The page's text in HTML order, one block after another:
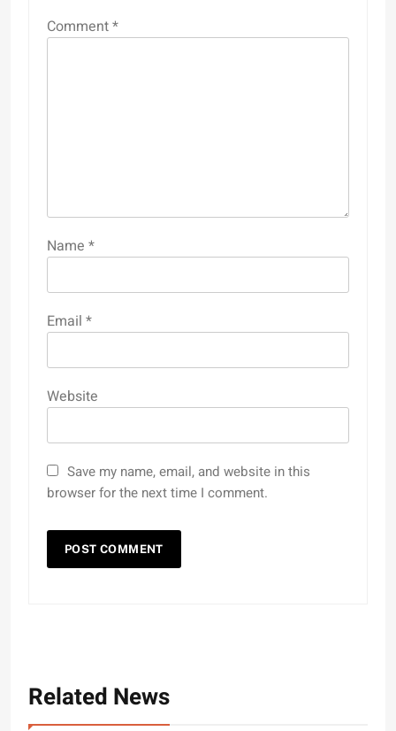
Comment*
Name *
Email *
Website
Save my name, email, and website in this
browser for the next time I comment.
Related News